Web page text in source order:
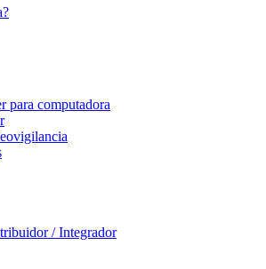
para computadora
/ Integrador